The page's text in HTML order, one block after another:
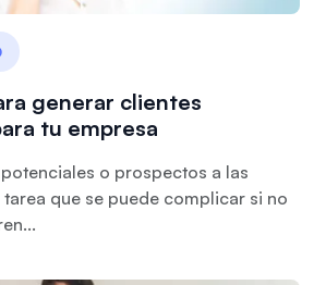
generar clientes
tu empresa
o prospectos a las
tarea que se puede complicar si no